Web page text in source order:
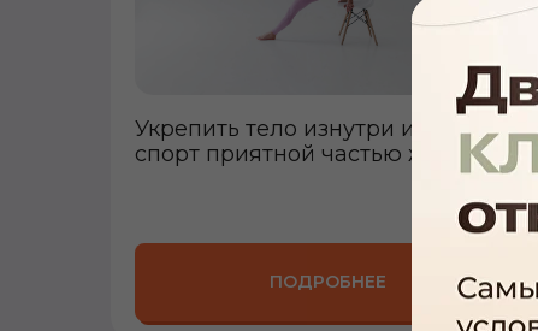
Укрепить тело изнутри и сделать
спорт приятной частью жизни.
ПОДРОБНЕЕ